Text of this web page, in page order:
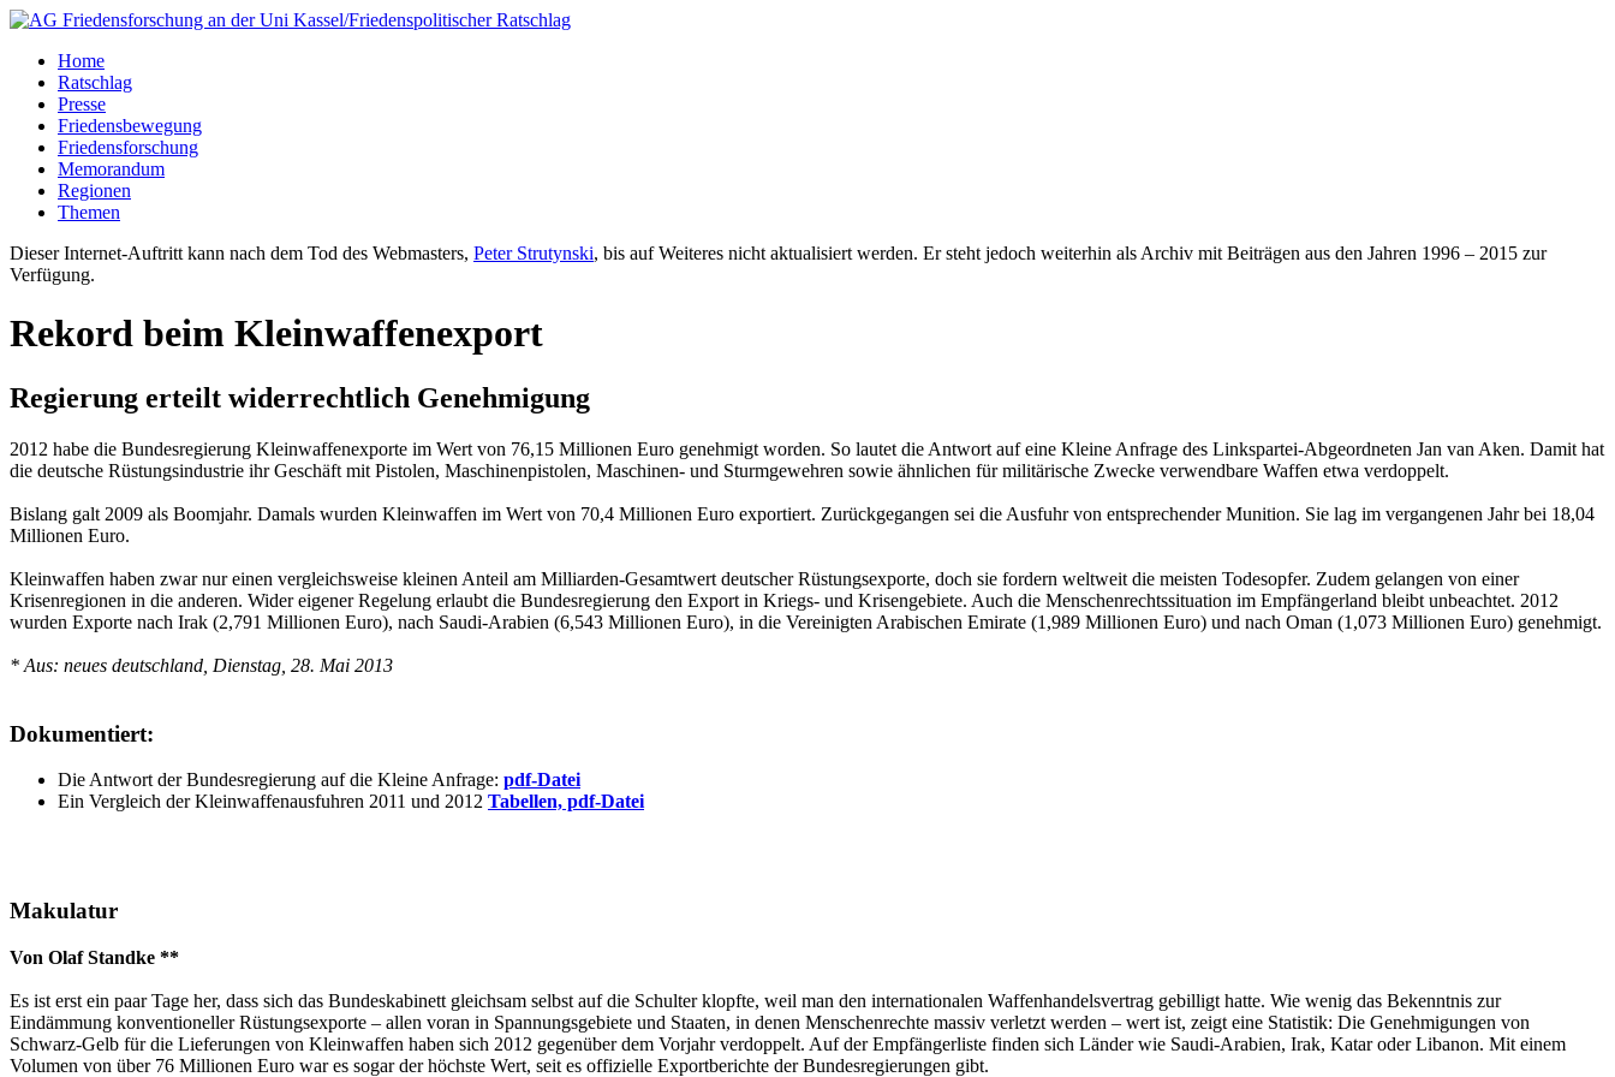
Home
Ratschlag
Presse
Friedensbewegung
Friedensforschung
Memorandum
Regionen
Themen
Dieser Internet-Auftritt kann nach dem Tod des Webmasters, Peter Strutynski, bis auf Weiteres nicht aktualisiert werden. Er steht jedoch weiterhin als Archiv mit Beiträgen aus den Jahren 1996 – 2015 zur
Verfügung.
Rekord beim Kleinwaffenexport
Regierung erteilt widerrechtlich Genehmigung
2012 habe die Bundesregierung Kleinwaffenexporte im Wert von 76,15 Millionen Euro genehmigt worden. So lautet die Antwort auf eine Kleine Anfrage des Linkspartei-Abgeordneten Jan van Aken. Damit hat
die deutsche Rüstungsindustrie ihr Geschäft mit Pistolen, Maschinenpistolen, Maschinen- und Sturmgewehren sowie ähnlichen für militärische Zwecke verwendbare Waffen etwa verdoppelt.
Bislang galt 2009 als Boomjahr. Damals wurden Kleinwaffen im Wert von 70,4 Millionen Euro exportiert. Zurückgegangen sei die Ausfuhr von entsprechender Munition. Sie lag im vergangenen Jahr bei 18,04
Millionen Euro.
Kleinwaffen haben zwar nur einen vergleichsweise kleinen Anteil am Milliarden-Gesamtwert deutscher Rüstungsexporte, doch sie fordern weltweit die meisten Todesopfer. Zudem gelangen von einer
Krisenregionen in die anderen. Wider eigener Regelung erlaubt die Bundesregierung den Export in Kriegs- und Krisengebiete. Auch die Menschenrechtssituation im Empfängerland bleibt unbeachtet. 2012
wurden Exporte nach Irak (2,791 Millionen Euro), nach Saudi-Arabien (6,543 Millionen Euro), in die Vereinigten Arabischen Emirate (1,989 Millionen Euro) und nach Oman (1,073 Millionen Euro) genehmigt.
* Aus: neues deutschland, Dienstag, 28. Mai 2013
Dokumentiert:
Die Antwort der Bundesregierung auf die Kleine Anfrage: pdf-Datei
Ein Vergleich der Kleinwaffenausfuhren 2011 und 2012 Tabellen, pdf-Datei
Makulatur
Von Olaf Standke **
Es ist erst ein paar Tage her, dass sich das Bundeskabinett gleichsam selbst auf die Schulter klopfte, weil man den internationalen Waffenhandelsvertrag gebilligt hatte. Wie wenig das Bekenntnis zur
Eindämmung konventioneller Rüstungsexporte – allen voran in Spannungsgebiete und Staaten, in denen Menschenrechte massiv verletzt werden – wert ist, zeigt eine Statistik: Die Genehmigungen von
Schwarz-Gelb für die Lieferungen von Kleinwaffen haben sich 2012 gegenüber dem Vorjahr verdoppelt. Auf der Empfängerliste finden sich Länder wie Saudi-Arabien, Irak, Katar oder Libanon. Mit einem
Volumen von über 76 Millionen Euro war es sogar der höchste Wert, seit es offizielle Exportberichte der Bundesregierungen gibt.